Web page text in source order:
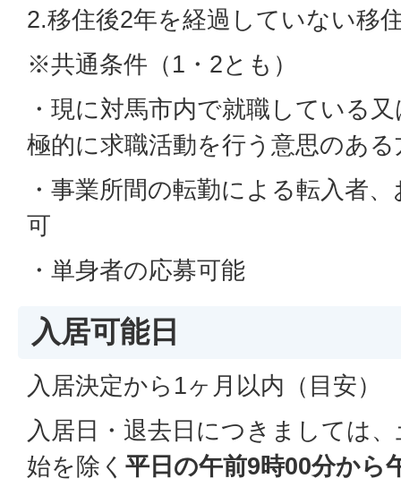
2.移住後2年を経過していない移
※共通条件（1・2とも）
・現に対馬市内で就職している
極的に求職活動を行う意思のある
・事業所間の転勤による転入者
可
・単身者の応募可能
入居可能日
入居決定から1ヶ月以内（目安）
入居日・退去日につきましては
始を除く 平日の午前9時00分から